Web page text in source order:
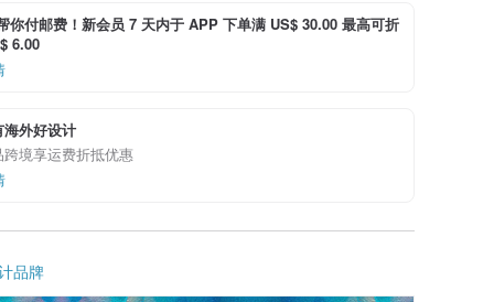
你付邮费！新会员 7 天内于 APP 下单满 US$ 30.00 最高可折
6.00
外好设计
境享运费折抵优惠
品牌